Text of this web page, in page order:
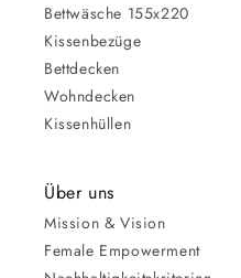
Bettwäsche 155x220
Kissenbezüge
Bettdecken
Wohndecken
Kissenhüllen
Über uns
Mission & Vision
Female Empowerment